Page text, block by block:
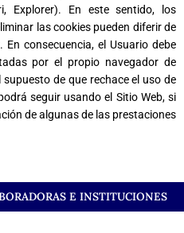
Explorer). En este sentido, los
las cookies pueden diferir de
consecuencia, el Usuario debe
por el propio navegador de
de que rechace el uso de
seguir usando el Sitio Web, si
de algunas de las prestaciones
E INSTITUCIONES